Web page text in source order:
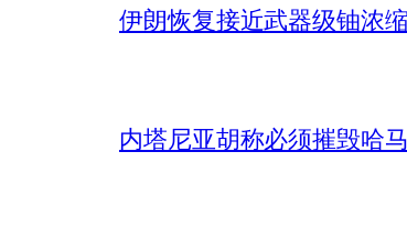
伊朗恢复接近武器级铀浓
内塔尼亚胡称必须摧毁哈